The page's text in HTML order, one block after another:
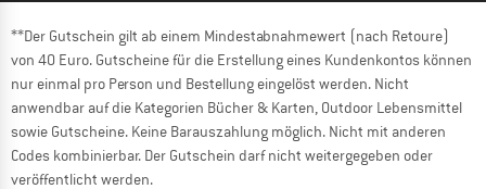
**Der Gutschein gilt ab einem Mindestabnahmewert (nach Retoure)
von 40 Euro. Gutscheine für die Erstellung eines Kundenkontos können
nur einmal pro Person und Bestellung eingelöst werden. Nicht
anwendbar auf die Kategorien Bücher & Karten, Outdoor Lebensmittel
sowie Gutscheine. Keine Barauszahlung möglich. Nicht mit anderen
Codes kombinierbar. Der Gutschein darf nicht weitergegeben oder
veröffentlicht werden.